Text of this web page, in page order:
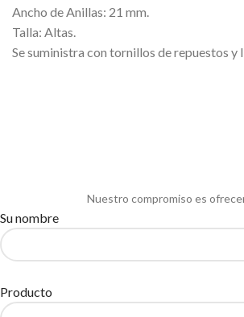
Ancho de Anillas: 21 mm.
Talla: Altas.
Se suministra con tornillos de repuestos y
Nuestro compromiso es
Su nombre
Producto